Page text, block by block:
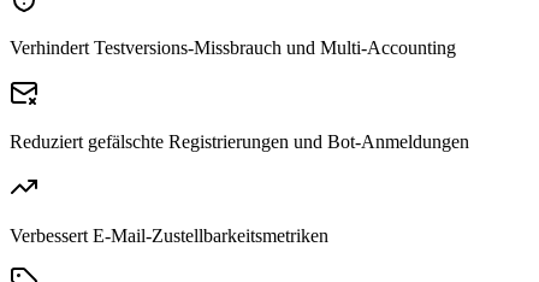
Verhindert Testversions-Missbrauch und Multi-Accounting
Reduziert gefälschte Registrierungen und Bot-Anmeldungen
Verbessert E-Mail-Zustellbarkeitsmetriken